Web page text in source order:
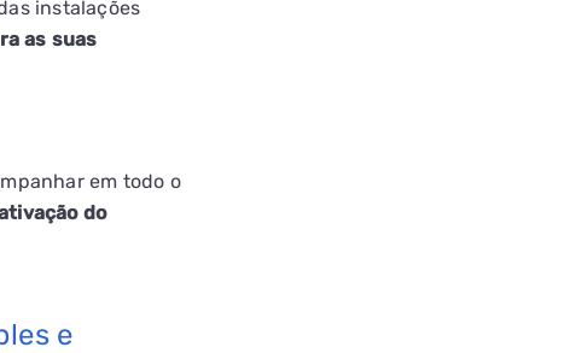
instalações
as suas
em todo o
do
e